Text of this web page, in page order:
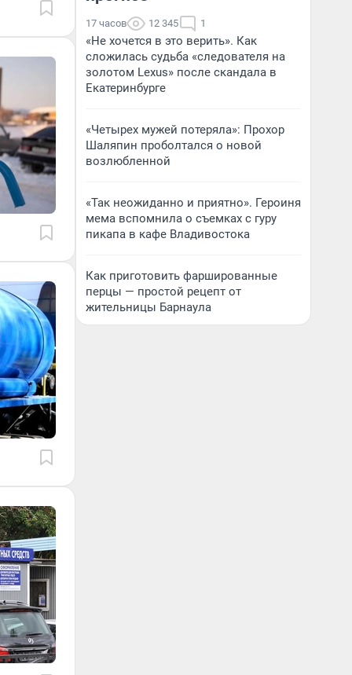
17 часов 12 345 1
«Не хочется в это верить». Как
сложилась судьба «следователя на
золотом Lexus» после скандала в
Екатеринбурге
«Четырех мужей потеряла»: Прохор
Шаляпин проболтался о новой
возлюбленной
«Так неожиданно и приятно». Героиня
мема вспомнила о съемках с гуру
пикапа в кафе Владивостока
Как приготовить фаршированные
перцы — простой рецепт от
жительницы Барнаула